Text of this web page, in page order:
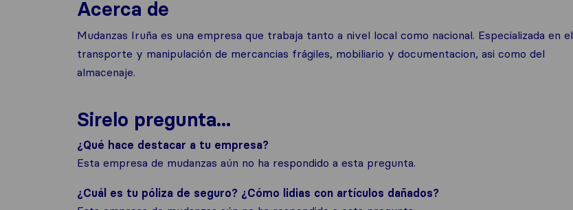
Acerca de
Mudanzas Iruña es una empresa que trabaja tanto a nivel local como nacional. Especializada en el
transporte y manipulación de mercancias frágiles, mobiliario y documentacion, asi como del
almacenaje.
Sirelo pregunta...
¿Qué hace destacar a tu empresa?
Esta empresa de mudanzas aún no ha respondido a esta pregunta.
¿Cuál es tu póliza de seguro? ¿Cómo lidias con artículos dañados?